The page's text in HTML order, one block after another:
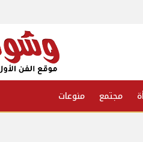
مجتمع منوعات